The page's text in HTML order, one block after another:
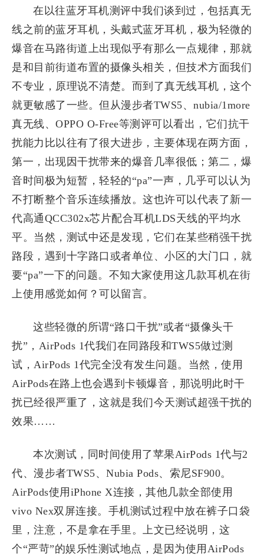
在以往蓝牙耳机测评中我们谈到过，包括真无
线之前的蓝牙耳机，头戴式蓝牙耳机，极为轻微的
爆音在马路街道上出现似乎有那么一点规律，那就
是和目前街道布置的摄像头相关，但技术方面我们
不专业，原理说不清楚。而到了真无线耳机，这个
就更敏感了一些。但从漫步者TWS5、nubia/1more
真无线、OPPO O-Free等测评可以看出，它们抗干
扰能力比以往有了很大进步，主要体现在两方面，
第一，出现因干扰带来的爆音几率很低；第二，爆
音时间极为短暂，轻轻的“pa”一声，几乎可以认为
不打断整个音乐连续播放。这也许可以代表了新一
代高通QCC302x芯片配合耳机LDS天线的平均水
平。当然，测试中还是发现，它们在某些稍强干扰
路段，遇到十字路口或者单位、小区的大门口，就
要“pa”一下的问题。不知大家使用这几款耳机在街
上使用感觉如何？可以留言。
这些轻微的所谓“路口干扰”或者“摄像头干
扰”，AirPods 1代我们在同路段和TWS5做过测
试，AirPods 1代完全没有发生问题。当然，使用
AirPods在路上也会遇到卡顿爆音，那说明此时干
扰已经很严重了，这就是我们今天测试超强干扰的
效果……
本次测试，同时间使用了苹果AirPods 1代与2
代、漫步者TWS5、Nubia Pods、索尼SF900。
AirPods使用iPhone X连接，其他几款全部使用
vivo Nex双屏连接。手机测试过程中放在裤子口袋
里，注意，不是拿在手里。上文已经说明，这
个“严苛”的娱乐性测试地点，是因为使用AirPods